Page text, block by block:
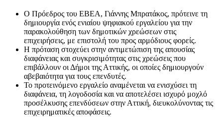
Ο Πρόεδρος του ΕΒΕΑ, Γιάννης Μπρατάκος, πρότεινε τη
δημιουργία ενός ενιαίου ψηφιακού εργαλείου για την
παρακολούθηση των δημοτικών χρεώσεων στις
επιχειρήσεις, με επιστολή του προς αρμόδιους φορείς.
Η πρόταση στοχεύει στην αντιμετώπιση της απουσίας
διαφάνειας και συγκρισιμότητας στις χρεώσεις που
επιβάλλουν οι Δήμοι της Αττικής, οι οποίες δημιουργούν
αβεβαιότητα για τους επενδυτές.
Το προτεινόμενο εργαλείο αναμένεται να ενισχύσει τη
διαφάνεια, τη λογοδοσία και να αποτελέσει ισχυρό μοχλό
προσέλκυσης επενδύσεων στην Αττική, διευκολύνοντας τις
επιχειρηματικές αποφάσεις.